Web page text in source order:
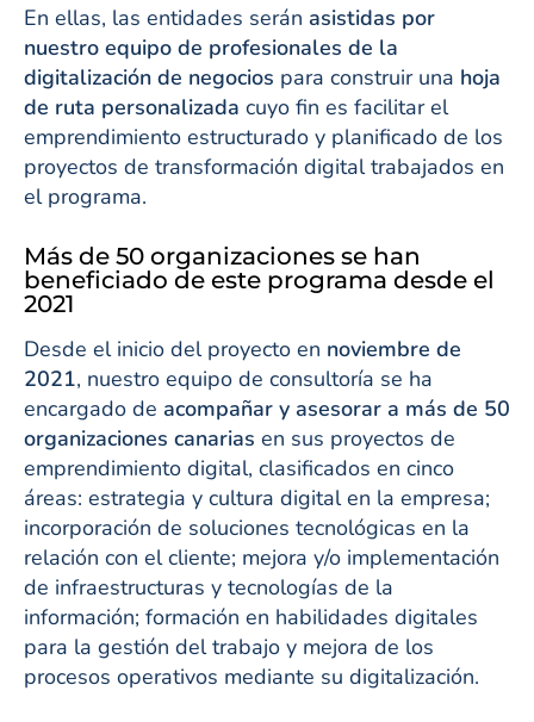
En ellas, las entidades serán asistidas por
nuestro equipo de profesionales de la
digitalización de negocios para construir una hoja
de ruta personalizada cuyo fin es facilitar el
emprendimiento estructurado y planificado de los
proyectos de transformación digital trabajados en
el programa.
Más de 50 organizaciones se han
beneficiado de este programa desde el
2021
Desde el inicio del proyecto en noviembre de
2021, nuestro equipo de consultoría se ha
encargado de acompañar y asesorar a más de 50
organizaciones canarias en sus proyectos de
emprendimiento digital, clasificados en cinco
áreas: estrategia y cultura digital en la empresa;
incorporación de soluciones tecnológicas en la
relación con el cliente; mejora y/o implementación
de infraestructuras y tecnologías de la
información; formación en habilidades digitales
para la gestión del trabajo y mejora de los
procesos operativos mediante su digitalización.